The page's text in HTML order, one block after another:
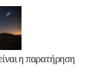
η παρατήρηση